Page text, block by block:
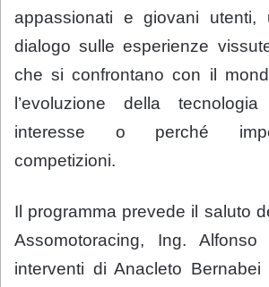
appassionati e giovani utenti,
dialogo sulle esperienze
che si confrontano con il
l’evoluzione della
interesse o perché
competizioni.
Il programma prevede il saluto
Assomotoracing, Ing.
interventi di Anacleto Bernabei